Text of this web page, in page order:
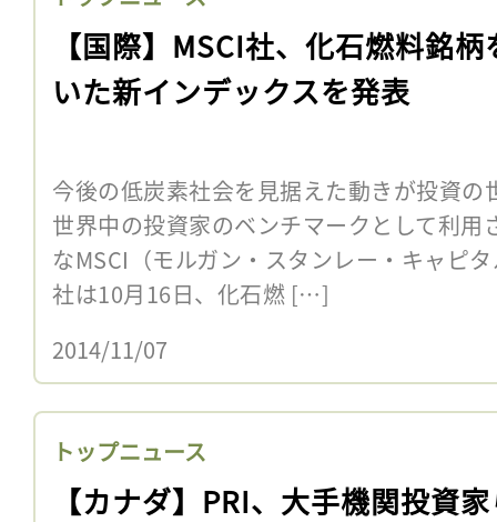
【国際】MSCI社、化石燃料銘柄
いた新インデックスを発表
今後の低炭素社会を見据えた動きが投資
世界中の投資家のベンチマークとして利用
なMSCI（モルガン・スタンレー・キャピ
社は10月16日、化石燃 […]
2014/11/07
トップニュース
【カナダ】PRI、大手機関投資